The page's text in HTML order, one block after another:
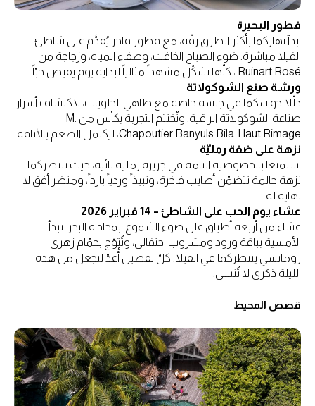
فطور البحيرة
ابدآ نهاركما بأكثر الطرق رقّة، مع فطور فاخر يُقدَّم على شاطئ
الفيلا مباشرة. ضوء الصباح الخافت، وصفاء المياه، وزجاجة من
Ruinart Rosé ، كلّها تشكّل مشهداً مثالياً لبداية يوم يفيض حبّاً.
ورشة صنع الشوكولاتة
دلّلا حواسكما في جلسة خاصة مع طاهي الحلويات، لاكتشاف أسرار
صناعة الشوكولاتة الراقية. وتُختتم التجربة بكأس من M.
Chapoutier Banyuls Bila-Haut Rimage، ليكتمل الطعم بالأناقة.
نزهة على ضفة رمليّة
استمتعا بالخصوصية التامة في جزيرة رملية نائية، حيث تنتظركما
نزهة حالمة تتضمّن أطايب فاخرة، ونبيذاً وردياً بارداً، ومنظر أفق لا
نهاية له.
عشاء يوم الحب على الشاطئ – 14 فبراير 2026
عشاء من أربعة أطباق على ضوء الشموع، بمحاذاة البحر. تبدأ
الأمسية بباقة ورود ومشروب احتفالي، وتُتوّج بحمّام زهري
رومانسي ينتظركما في الفيلا. كلّ تفصيل أُعدّ لتجعل من هذه
الليلة ذكرى لا تُنسى.
قصص المحيط